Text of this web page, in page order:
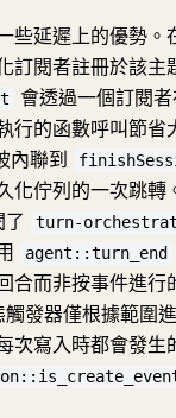
些延遲上的優勢。
訂閱者註冊於該主
會透過一個訂閱
行的函數呼叫節省
內聯到
化佇列的一次跳轉
了 turn-
agent::turn_end
合而非按事件進行
觸發器僅根據範圍
次寫入時都會發生